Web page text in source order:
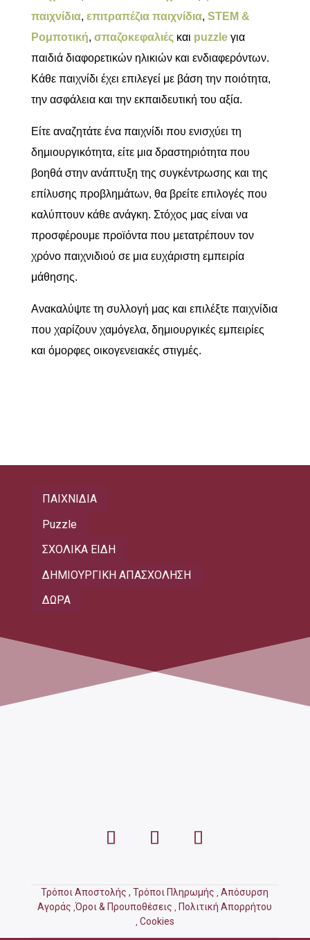
παιχνίδια, επιτραπέζια παιχνίδια, STEM &
Ρομποτική, σπαζοκεφαλιές και puzzle για
παιδιά διαφορετικών ηλικιών και ενδιαφερόντων.
Κάθε παιχνίδι έχει επιλεγεί με βάση την ποιότητα,
την ασφάλεια και την εκπαιδευτική του αξία.
Είτε αναζητάτε ένα παιχνίδι που ενισχύει τη
δημιουργικότητα, είτε μια δραστηριότητα που
βοηθά στην ανάπτυξη της συγκέντρωσης και της
επίλυσης προβλημάτων, θα βρείτε επιλογές που
καλύπτουν κάθε ανάγκη. Στόχος μας είναι να
προσφέρουμε προϊόντα που μετατρέπουν τον
χρόνο παιχνιδιού σε μια ευχάριστη εμπειρία
μάθησης.
Ανακαλύψτε τη συλλογή μας και επιλέξτε παιχνίδια
που χαρίζουν χαμόγελα, δημιουργικές εμπειρίες
και όμορφες οικογενειακές στιγμές.
ΠΑΙΧΝΙΔΙΑ
Puzzle
ΣΧΟΛΙΚΑ ΕΙΔΗ
ΔΗΜΙΟΥΡΓΙΚΗ ΑΠΑΣΧΟΛΗΣΗ
ΔΩΡΑ
Τρόποι Αποστολής ,Τρόποι Πληρωμής ,Απόσυρση
Αγοράς ,Όροι & Προυποθέσεις Πολιτική Απορρήτου
Cookies